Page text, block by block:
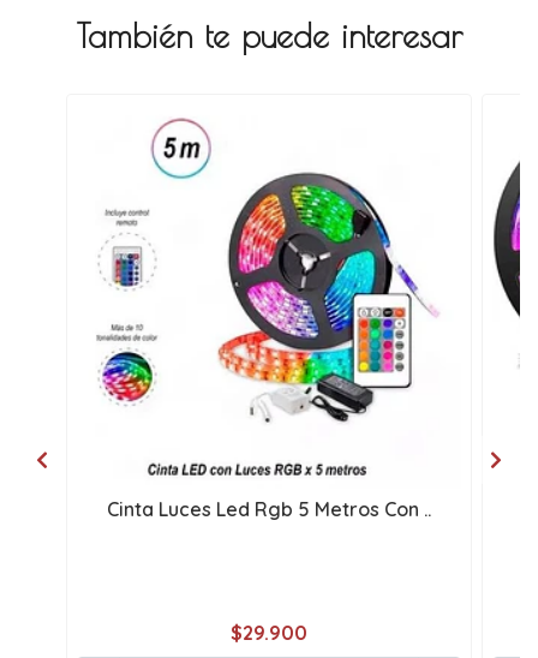
También te puede interesar
Cinta Luces Led Rgb 5 Metros Con ..
$29.900